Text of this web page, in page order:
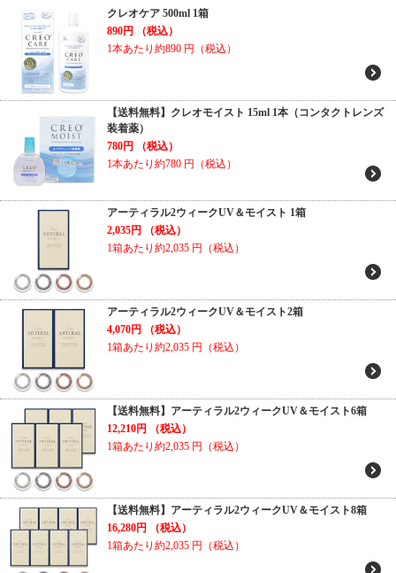
クレオケア 500ml 1箱
890円
（税込）
1本あたり約890 円（税込）
【送料無料】クレオモイスト 15ml 1本（コンタクトレンズ
装着薬）
780円
（税込）
1本あたり約780 円（税込）
アーティラル2ウィークUV＆モイスト 1箱
2,035円
（税込）
1箱あたり約2,035 円（税込）
アーティラル2ウィークUV＆モイスト2箱
4,070円
（税込）
1箱あたり約2,035 円（税込）
【送料無料】アーティラル2ウィークUV＆モイスト6箱
12,210円
（税込）
1箱あたり約2,035 円（税込）
【送料無料】アーティラル2ウィークUV＆モイスト8箱
16,280円
（税込）
1箱あたり約2,035 円（税込）